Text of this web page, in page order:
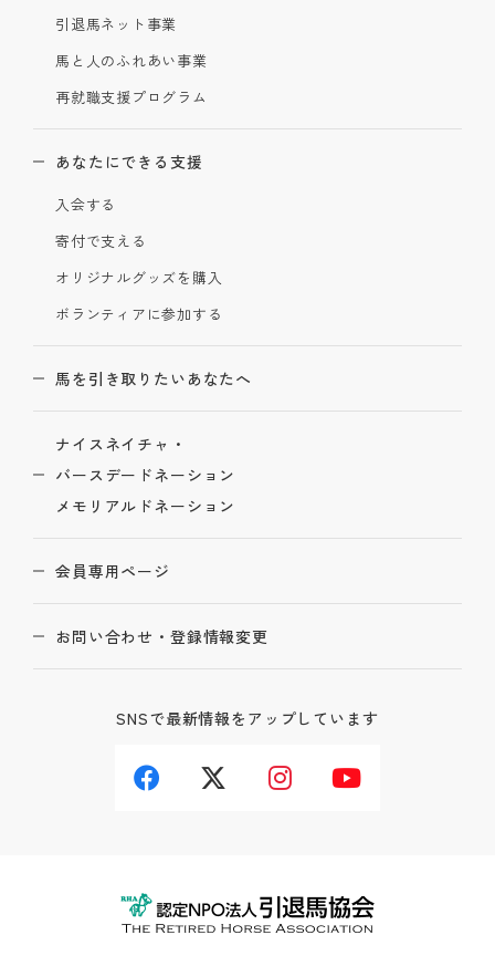
引退馬ネット事業
馬と人のふれあい事業
再就職支援プログラム
あなたにできる支援
入会する
寄付で支える
オリジナルグッズを購入
ボランティアに参加する
馬を引き取りたいあなたへ
ナイスネイチャ・
バースデードネーション
メモリアルドネーション
会員専用ページ
お問い合わせ・登録情報変更
SNSで最新情報をアップしています